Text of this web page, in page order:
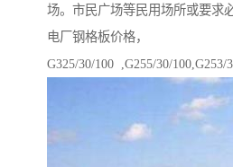
场。市民广场等民用场所或要求
电厂钢格板价格，
G325/30/100 ,G255/30/100,G253/